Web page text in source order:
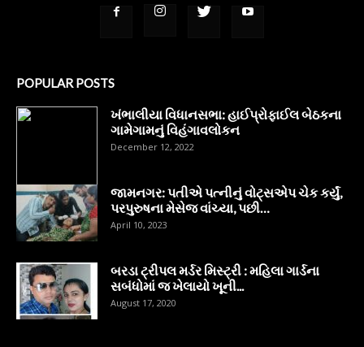
POPULAR POSTS
ખંભાલીયા વિધાનસભા: હાઈપ્રોફાઈલ બેઠકના
ગામેગામનું વિહંગાવલોકન
December 12, 2022
જામનગર: પતીએ પત્નીનું વોટ્સએપ ચેક કર્યું,
પરપુરુષના મેસેજ વાંચ્યા, પછી…
April 10, 2023
બરડા ટ્રીપલ મર્ડર મિસ્ટ્રી : મહિલા ગાર્ડના
સબંધોમાં જ ખેલાયો ખૂની...
August 17, 2020